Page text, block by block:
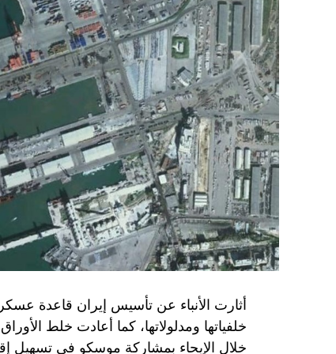
حماس ليست عقبة في المفاوضات وأي
المعضلة الأساسية هي أن نتنياهو يعرض
حماس وافقت على الإطار الرئيسي الذي
حماس تدرك أن وقف إطلاق النار
برنامج نتنياهو لا يريد السلام في
حماس منذ ديسمبر قدمت لمصر رأيا يقول
أو أربع سنوات.
الجدية تقتضي أن يجري توافق على
الأمن الإسرائيلي يقول أنه لا يوجد سبب
SkyNewsArabia
أثارت الأنباء عن تأسيس إيران قاعدة
خلفياتها ومدلولاتها، كما أعادت خلط
خلال الإيحاء بمشاركة موسكو في تسهيل